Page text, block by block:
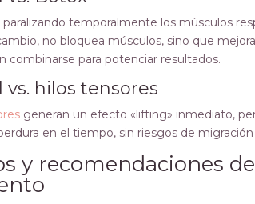
paralizando temporalmente los músculos
no bloquea músculos, sino que
combinarse para potenciar resultados.
hilos tensores
generan un efecto «lifting» inmediato,
en el tiempo, sin riesgos de
y recomendaciones